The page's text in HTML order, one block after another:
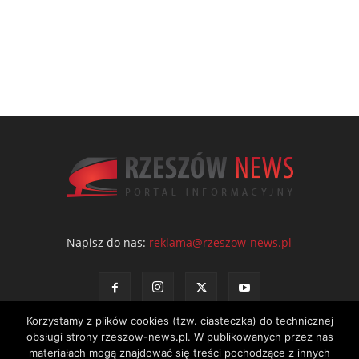
Napisz do nas: reklama@rzeszow-news.pl
Korzystamy z plików cookies (tzw. ciasteczka) do technicznej
obsługi strony rzeszow-news.pl. W publikowanych przez nas
materiałach mogą znajdować się treści pochodzące z innych